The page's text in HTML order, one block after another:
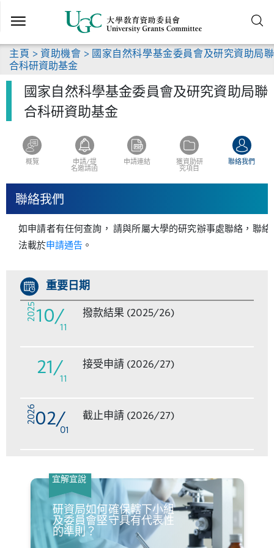
到
要
內
主頁 > 資助機會 > 國家自然科學基金委員會及研究資助局聯
合科研資助基金
國家自然科學基金委員會及研究資助局聯
合科研資助基金
概覽
申請/提
名邀請函
申請連結
獲資助研
究項目
聯絡我們
聯絡我們
如申請者有任何查詢， 請與所屬大學的研究辦事處聯絡，聯絡
法載於申請通告 。
重要日期
202510/
11
撥款結果 (2025/26)
21/
11
接受申請 (2026/27)
202602/
01
截止申請 (2026/27)
宜解宜說
研資局如何確保轄下小組
及委員會堅守具有代表性
的準則？